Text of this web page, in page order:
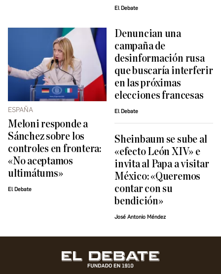
El Debate
ESPAÑA
Meloni responde a
Sánchez sobre los
controles en frontera:
«No aceptamos
ultimátums»
El Debate
Denuncian una
campaña de
desinformación rusa
que buscaría interferir
en las próximas
elecciones francesas
El Debate
Sheinbaum se sube al
«efecto León XIV» e
invita al Papa a visitar
México: «Queremos
contar con su
bendición»
José Antonio Méndez